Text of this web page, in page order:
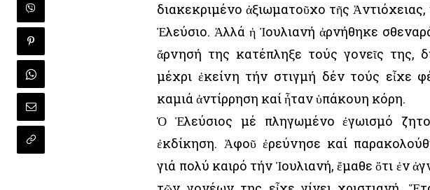
διακεκριμένο ἀξιωματοῦχο τῆς
Ἐλεύσιο. Ἀλλά ἡ Ἰουλιανή ἀρνήθηκε
ἄρνησή της κατέπληξε τούς γονεῖς της,
μέχρι ἐκείνη τήν στιγμή δέν τούς εἶχε
καμιά ἀντίρρηση καί ἦταν ὑπάκουη κόρη.
Ὁ Ἐλεύσιος μέ πληγωμένο ἐγωισμό
ἐκδίκηση. Ἀφοῦ ἐρεύνησε καί
γιά πολύ καιρό τήν Ἰουλιανή, ἔμαθε ὅτι ἐν